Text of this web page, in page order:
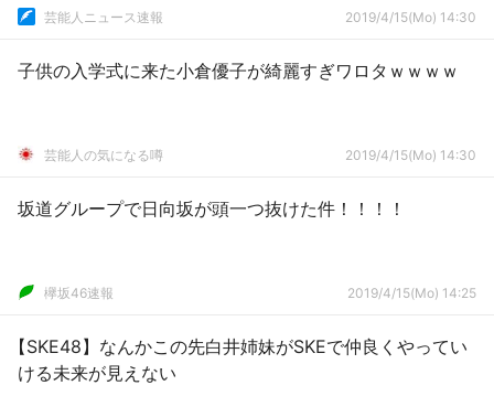
芸能人ニュース速報 2019/4/15(Mo) 14:30
子供の入学式に来た小倉優子が綺麗すぎワロタｗｗｗｗ
芸能人の気になる噂 2019/4/15(Mo) 14:30
坂道グループで日向坂が頭一つ抜けた件！！！！
欅坂46速報 2019/4/15(Mo) 14:25
【SKE48】なんかこの先白井姉妹がSKEで仲良くやってい
ける未来が見えない